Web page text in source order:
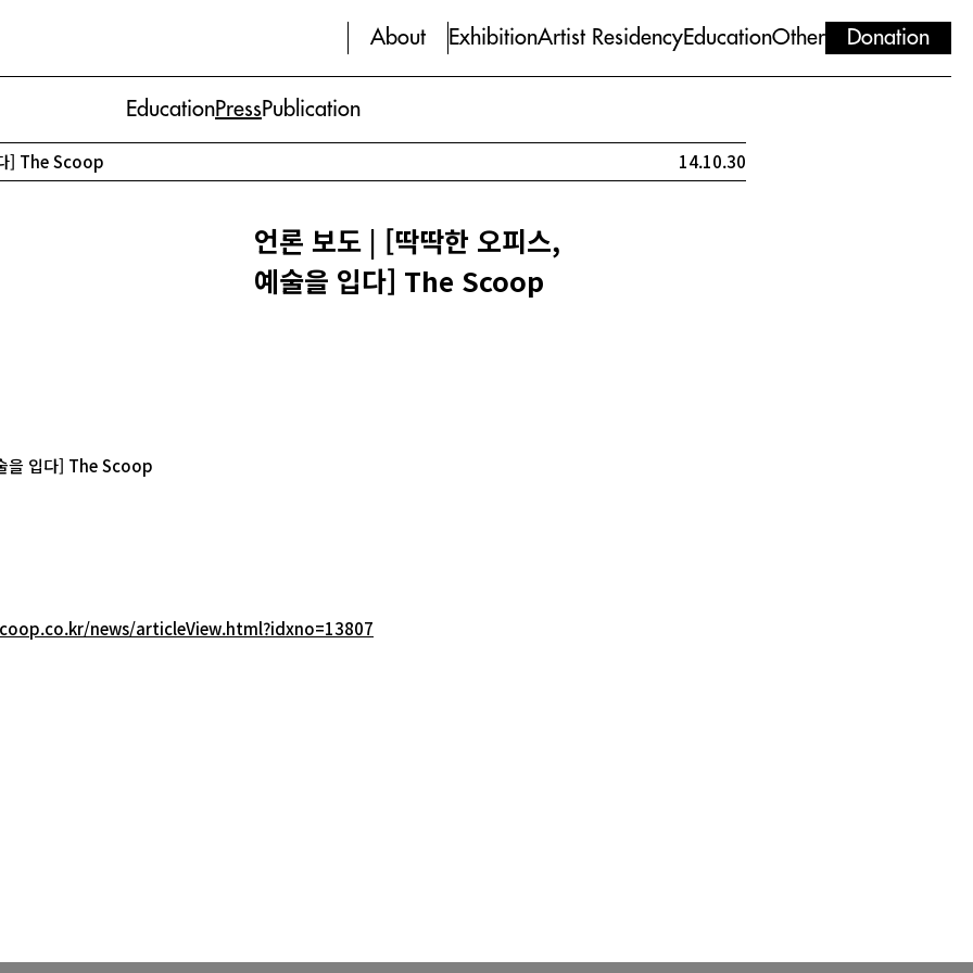
About ExhibitionArtist ResidencyEducationOther Donation
EducationPressPublication
] The Scoop 14.10.30
언론 보도 | [딱딱한 오피스,
예술을 입다] The Scoop
을 입다] The Scoop
news/articleView.html?idxno=13807